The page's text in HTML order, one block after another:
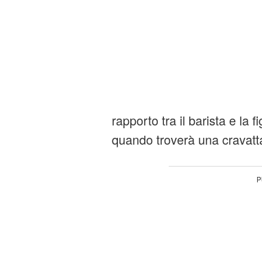
la madre di
Villa Bergamini: per
distante dal suo amato
sapere della loro
rapporto tra il barista e la
quando troverà una